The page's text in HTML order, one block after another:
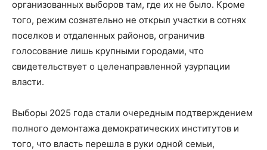
организованных выборов там, где их не было. Кроме
того, режим сознательно не открыл участки в сотнях
поселков и отдаленных районов, ограничив
голосование лишь крупными городами, что
свидетельствует о целенаправленной узурпации
власти.
Выборы 2025 года стали очередным подтверждением
полного демонтажа демократических институтов и
того, что власть перешла в руки одной семьи,